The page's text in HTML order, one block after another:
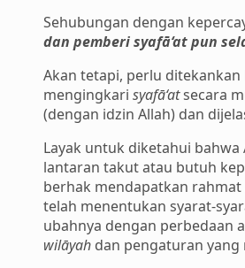
Sehubungan dengan
dan pemberi syafā‘at pun
Akan tetapi, perlu
mengingkari syafā‘atsecara
(dengan idzin Allah) dan
Layak untuk diketahui bahwa
lantaran takut atau butuh
berhak mendapatkan
telah menentukan syarat-
ubahnya dengan perbedaan
wilāyah dan pengaturan yang